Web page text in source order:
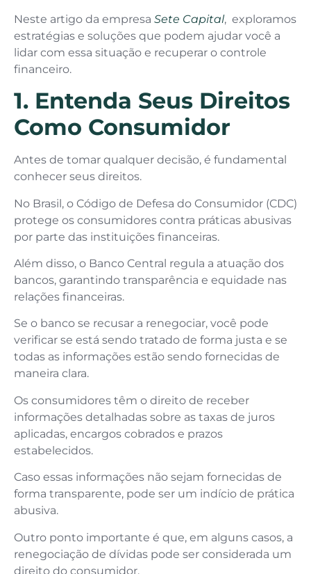
Neste artigo da empresa Sete Capital, exploramos
estratégias e soluções que podem ajudar você a
lidar com essa situação e recuperar o controle
financeiro.
1. Entenda Seus Direitos
Como Consumidor
Antes de tomar qualquer decisão, é fundamental
conhecer seus direitos.
No Brasil, o Código de Defesa do Consumidor (CDC)
protege os consumidores contra práticas abusivas
por parte das instituições financeiras.
Além disso, o Banco Central regula a atuação dos
bancos, garantindo transparência e equidade nas
relações financeiras.
Se o banco se recusar a renegociar, você pode
verificar se está sendo tratado de forma justa e se
todas as informações estão sendo fornecidas de
maneira clara.
Os consumidores têm o direito de receber
informações detalhadas sobre as taxas de juros
aplicadas, encargos cobrados e prazos
estabelecidos.
Caso essas informações não sejam fornecidas de
forma transparente, pode ser um indício de prática
abusiva.
Outro ponto importante é que, em alguns casos, a
renegociação de dívidas pode ser considerada um
direito do consumidor.